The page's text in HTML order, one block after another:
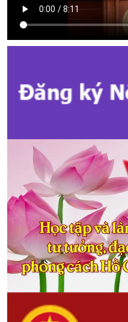
Hướng dẫn tuyên truyền
Hội đồng nhân dân các cấp